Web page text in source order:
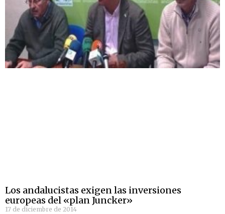
Los andalucistas exigen las inversiones
europeas del «plan Juncker»
17 de diciembre de 2014